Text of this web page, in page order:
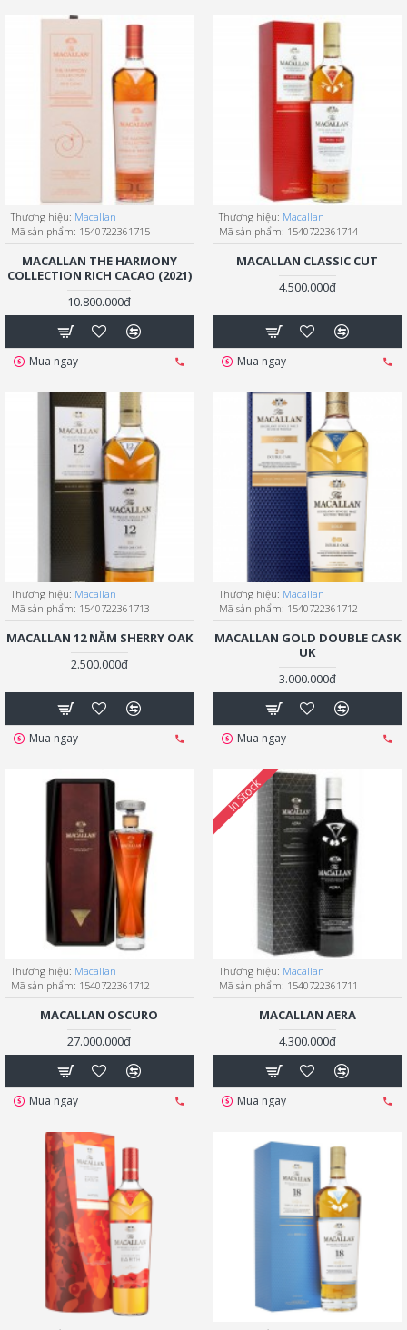
Thương hiệu: Macallan
Mã sản phẩm: 1540722361715
MACALLAN THE HARMONY
COLLECTION RICH CACAO (2021)
10.800.000đ
Mua ngay
Thương hiệu: Macallan
Mã sản phẩm: 1540722361714
MACALLAN CLASSIC CUT
4.500.000đ
Mua ngay
Thương hiệu: Macallan
Mã sản phẩm: 1540722361713
MACALLAN 12 NĂM SHERRY OAK
2.500.000đ
Mua ngay
Thương hiệu: Macallan
Mã sản phẩm: 1540722361712
MACALLAN GOLD DOUBLE CASK
UK
3.000.000đ
Mua ngay
Thương hiệu: Macallan
Mã sản phẩm: 1540722361712
MACALLAN OSCURO
27.000.000đ
Mua ngay
In Stock
Thương hiệu: Macallan
Mã sản phẩm: 1540722361711
MACALLAN AERA
4.300.000đ
Mua ngay